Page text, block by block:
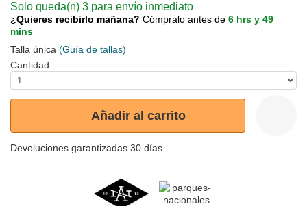
Solo queda(n) 3 para envío inmediato
¿Quieres recibirlo mañana? Cómpralo antes de 6 hrs y 49
mins
Talla única (Guía de tallas)
Cantidad
Añadir al carrito
Devoluciones garantizadas 30 días